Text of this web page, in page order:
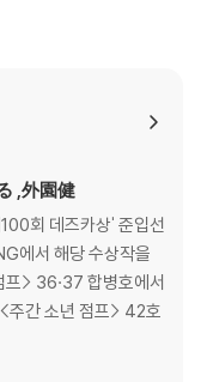
,外園健
회 데즈카상' 준입선
에서 해당 수상작을
> 36·37 합병호에서
주간 소년 점프> 42호